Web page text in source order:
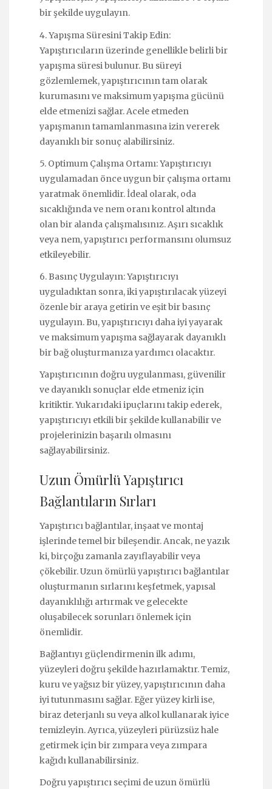
bir şekilde uygulayın.
4. Yapışma Süresini Takip Edin:
Yapıştırıcıların üzerinde genellikle belirli bir
yapışma süresi bulunur. Bu süreyi
gözlemlemek, yapıştırıcının tam olarak
kurumasını ve maksimum yapışma gücünü
elde etmenizi sağlar. Acele etmeden
yapışmanın tamamlanmasına izin vererek
dayanıklı bir sonuç alabilirsiniz.
5. Optimum Çalışma Ortamı: Yapıştırıcıyı
uygulamadan önce uygun bir çalışma ortamı
yaratmak önemlidir. İdeal olarak, oda
sıcaklığında ve nem oranı kontrol altında
olan bir alanda çalışmalısınız. Aşırı sıcaklık
veya nem, yapıştırıcı performansını olumsuz
etkileyebilir.
6. Basınç Uygulayın: Yapıştırıcıyı
uyguladıktan sonra, iki yapıştırılacak yüzeyi
özenle bir araya getirin ve eşit bir basınç
uygulayın. Bu, yapıştırıcıyı daha iyi yayarak
ve maksimum yapışma sağlayarak dayanıklı
bir bağ oluşturmanıza yardımcı olacaktır.
Yapıştırıcının doğru uygulanması, güvenilir
ve dayanıklı sonuçlar elde etmeniz için
kritiktir. Yukarıdaki ipuçlarını takip ederek,
yapıştırıcıyı etkili bir şekilde kullanabilir ve
projelerinizin başarılı olmasını
sağlayabilirsiniz.
Uzun Ömürlü Yapıştırıcı
Bağlantıların Sırları
Yapıştırıcı bağlantılar, inşaat ve montaj
işlerinde temel bir bileşendir. Ancak, ne yazık
ki, birçoğu zamanla zayıflayabilir veya
çökebilir. Uzun ömürlü yapıştırıcı bağlantılar
oluşturmanın sırlarını keşfetmek, yapısal
dayanıklılığı artırmak ve gelecekte
oluşabilecek sorunları önlemek için
önemlidir.
Bağlantıyı güçlendirmenin ilk adımı,
yüzeyleri doğru şekilde hazırlamaktır. Temiz,
kuru ve yağsız bir yüzey, yapıştırıcının daha
iyi tutunmasını sağlar. Eğer yüzey kirli ise,
biraz deterjanlı su veya alkol kullanarak iyice
temizleyin. Ayrıca, yüzeyleri pürüzsüz hale
getirmek için bir zımpara veya zımpara
kağıdı kullanabilirsiniz.
Doğru yapıştırıcı seçimi de uzun ömürlü